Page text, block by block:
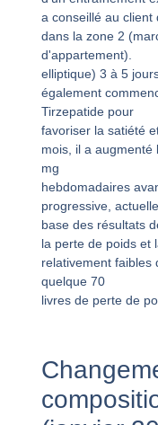
a conseillé au
dans la zone 2
d'appartement).
elliptique) 3 à 5
également
Tirzepatide pour
favoriser la satiété
mois, il a
mg
hebdomadaires
progressive,
base des résultats
la perte de poids et
relativement faibles
quelque 70
livres de perte de